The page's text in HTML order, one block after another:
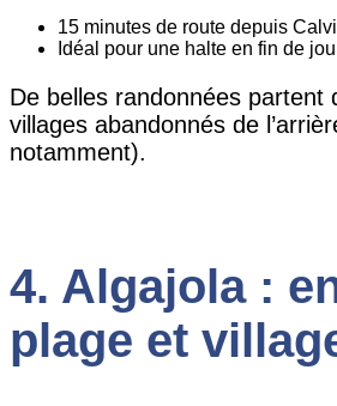
15 minutes de route depuis
Idéal pour une halte en fin de
De belles randonnées partent
villages abandonnés de
notamment).
4. Algajola :
plage et